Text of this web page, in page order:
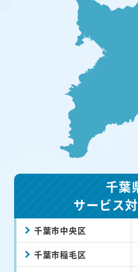
千葉
サービス
千葉市中央区
千葉市稲毛区